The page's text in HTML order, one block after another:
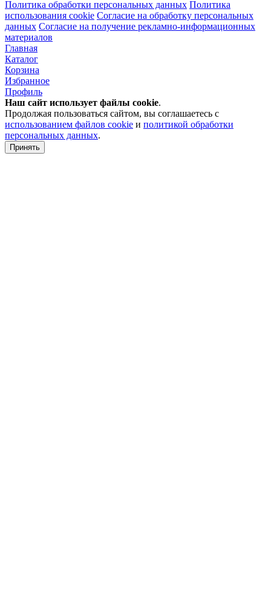
Политика обработки персональных данных Политика
использования cookie Согласие на обработку персональных
данных Согласие на получение рекламно-информационных
материалов
Главная
Каталог
Корзина
Избранное
Профиль
Наш сайт использует файлы cookie.
Продолжая пользоваться сайтом, вы соглашаетесь с
использованием файлов cookie и политикой обработки
персональных данных.
Принять